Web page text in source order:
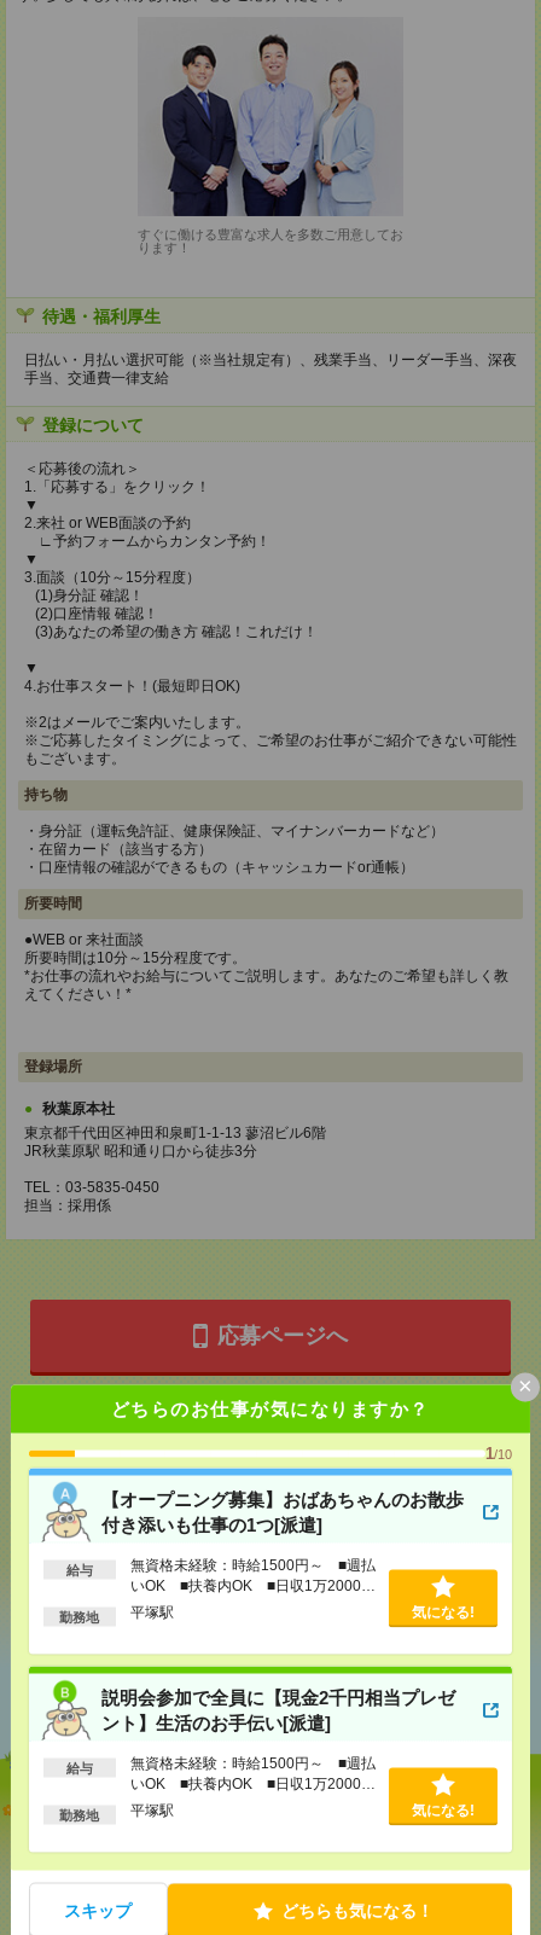
どちらのお仕事が気になりますか？
1/10
【オープニング募集】おばあちゃんのお散歩
付き添いも仕事の1つ[派遣]
給与
無資格未経験：時給1500円～ ■週払
いOK ■扶養内OK ■日収1万2000円
以上
勤務地 平塚駅 気になる!
説明会参加で全員に【現金2千円相当プレゼ
ント】生活のお手伝い[派遣]
給与
無資格未経験：時給1500円～ ■週払
いOK ■扶養内OK ■日収1万2000円
以上
勤務地 平塚駅 気になる!
スキップ どちらも気になる！
×
すぐに働ける豊富な求人を多数ご用意してお
ります！
待遇・福利厚生
日払い・月払い選択可能（※当社規定有）、残業手当、リーダー手当、深夜
手当、交通費一律支給
登録について
＜応募後の流れ＞
1.「応募する」をクリック！
▼
2.来社 or WEB面談の予約
∟予約フォームからカンタン予約！
▼
3.面談（10分～15分程度）
(1)身分証 確認！
(2)口座情報 確認！
(3)あなたの希望の働き方 確認！これだけ！
▼
4.お仕事スタート！(最短即日OK)
※2はメールでご案内いたします。
※ご応募したタイミングによって、ご希望のお仕事がご紹介できない可能性
もございます。
持ち物
・身分証（運転免許証、健康保険証、マイナンバーカードなど）
・在留カード（該当する方）
・口座情報の確認ができるもの（キャッシュカードor通帳）
所要時間
●WEB or 来社面談
所要時間は10分～15分程度です。
*お仕事の流れやお給与についてご説明します。あなたのご希望も詳しく教
えてください！*
登録場所
秋葉原本社
東京都千代田区神田和泉町1-1-13 蓼沼ビル6階
JR秋葉原駅 昭和通り口から徒歩3分
TEL：03-5835-0450
担当：採用係
応募ページへ
気になる！ 電話応募
メールで送る LINEで送る
ツイート ブックマーク
あなたの閲覧履歴からの
おすすめ
【オープニング募集】おばあちゃんのお散歩付き添
いも仕事の1つ[派遣]
[給 与]無資格未経験：時給1500円～ ■週払い
[交通費]交通費全額支給
気になる！